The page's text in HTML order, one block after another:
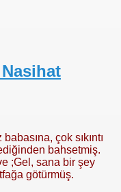
Nasihat
çok sıkıntı
bahsetmiş.
;Gel, sana bir şey
götürmüş.